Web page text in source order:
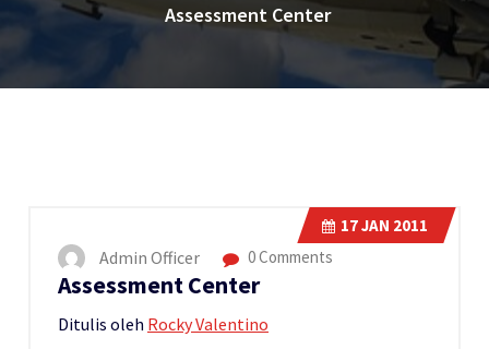
Assessment Center
17JAN 2011
Admin Officer 0 Comments
Assessment Center
Ditulis oleh Rocky Valentino